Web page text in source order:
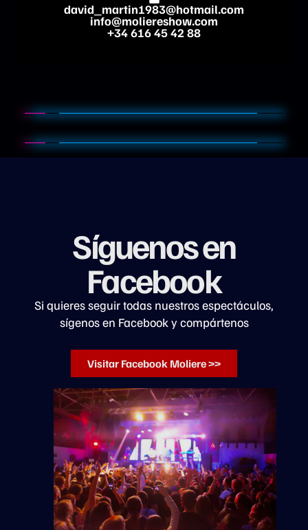
david_martin1983@hotmail.com
info@moliereshow.com
+34 616 45 42 88
Síguenos en
Facebook
Si quieres seguir todas nuestros espectáculos,
sígenos en Facebook y compártenos
Visitar Facebook Moliere >>